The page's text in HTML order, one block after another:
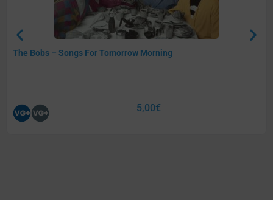
The Bobs – Songs For Tomorrow Morning
5,00€